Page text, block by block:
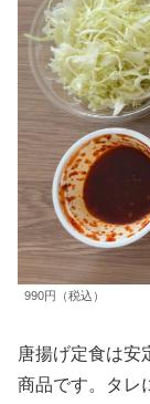
990円（税込）
唐揚げ定食は安
商品です。タレ